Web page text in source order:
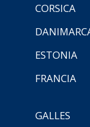
CORSICA
ESTONIA
FRANCIA
GALLES